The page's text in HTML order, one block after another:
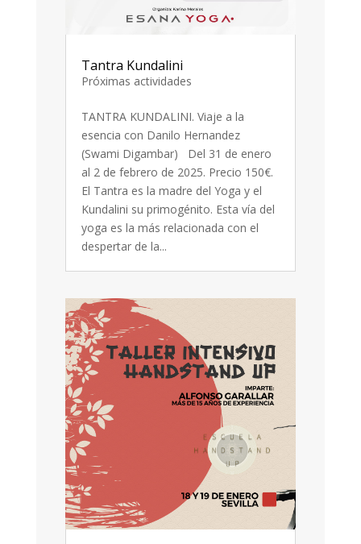
Tantra Kundalini
Próximas actividades
TANTRA KUNDALINI. Viaje a la
esencia con Danilo Hernandez
(Swami Digambar) Del 31 de enero
al 2 de febrero de 2025. Precio 150€.
El Tantra es la madre del Yoga y el
Kundalini su primogénito. Esta vía del
yoga es la más relacionada con el
despertar de la...